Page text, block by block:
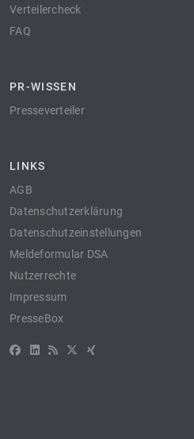
Verteilercheck
FAQ
PR-WISSEN
Presseverteiler
LINKS
AGB
Datenschutzerklärung
Datenschutzeinstellungen
Meldeformular DSA
Nutzerrechte
Impressum
PresseBox